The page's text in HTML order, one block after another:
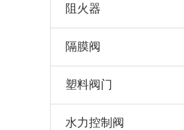
阻火器
隔膜阀
塑料阀门
水力控制阀